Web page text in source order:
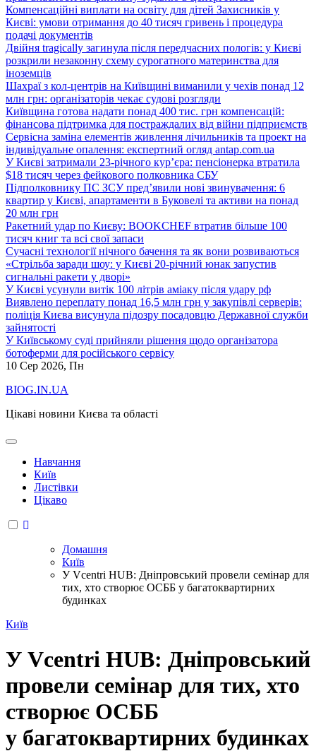
Компенсаційні виплати на освіту для дітей Захисників у
Києві: умови отримання до 40 тисяч гривень і процедура
подачі документів
Двійня tragically загинула після передчасних пологів: у Києві
розкрили незаконну схему сурогатного материнства для
іноземців
Шахраї з кол-центрів на Київщині виманили у чехів понад 12
млн грн: організаторів чекає судові розгляди
Київщина готова надати понад 400 тис. грн компенсацій:
фінансова підтримка для постраждалих від війни підприємств
Сервісна заміна елементів живлення лічильників та проект на
індивідуальне опалення: експертний огляд antap.com.ua
У Києві затримали 23-річного кур’єра: пенсіонерка втратила
$18 тисяч через фейкового полковника СБУ
Підполковнику ПС ЗСУ пред’явили нові звинувачення: 6
квартир у Києві, апартаменти в Буковелі та активи на понад
20 млн грн
Ракетний удар по Києву: BOOKCHEF втратив більше 100
тисяч книг та всі свої запаси
Сучасні технології нічного бачення та як вони розвиваються
«Стрільба заради шоу: у Києві 20-річний юнак запустив
сигнальні ракети у дворі»
У Києві усунули витік 100 літрів аміаку після удару рф
Виявлено переплату понад 16,5 млн грн у закупівлі серверів:
поліція Києва висунула підозру посадовцю Державної служби
зайнятості
У Київському суді прийняли рішення щодо організатора
ботоферми для російського сервісу
10 Сер 2026, Пн
BIOG.IN.UA
Цікаві новини Києва та області
Навчання
Київ
Листівки
Цікаво
Домашня
Київ
У Vcentri HUB: Дніпровський провели семінар для
тих, хто створює ОСББ у багатоквартирних
будинках
Київ
У Vcentri HUB: Дніпровський
провели семінар для тих, хто
створює ОСББ
у багатоквартирних будинках